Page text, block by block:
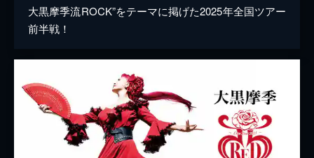
大黒摩季流ROCK”をテーマに掲げた2025年全国ツアー
前半戦！